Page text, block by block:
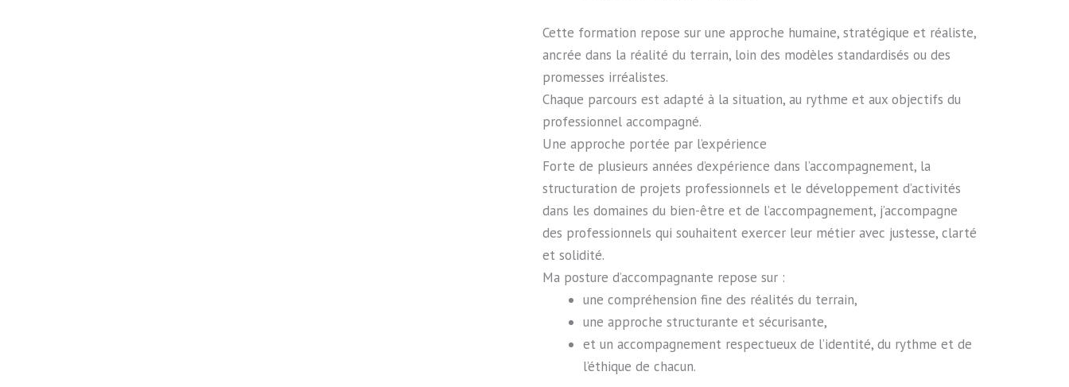
Cette formation repose sur une approche humaine, stratégique et réaliste,
ancrée dans la réalité du terrain, loin des modèles standardisés ou des
promesses irréalistes.
Chaque parcours est adapté à la situation, au rythme et aux objectifs du
professionnel accompagné.
Une approche portée par l’expérience
Forte de plusieurs années d’expérience dans l’accompagnement, la
structuration de projets professionnels et le développement d’activités
dans les domaines du bien-être et de l’accompagnement, j’accompagne
des professionnels qui souhaitent exercer leur métier avec justesse, clarté
et solidité.
Ma posture d’accompagnante repose sur :
une compréhension fine des réalités du terrain,
une approche structurante et sécurisante,
et un accompagnement respectueux de l’identité, du rythme et de
l’éthique de chacun.